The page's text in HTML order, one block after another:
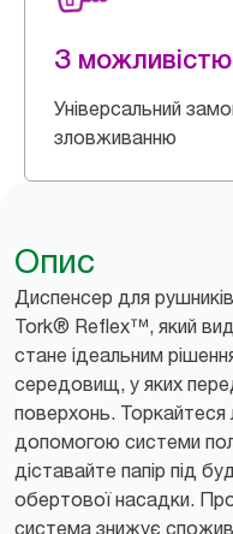
З
Універсальний
зловживанню
Опис
Диспенсер для
Tork® Reflex™, який
стане ідеальним
середовищ, у яких
поверхонь.
допомогою системи
діставайте папір під
обертової насадки.
система знижує